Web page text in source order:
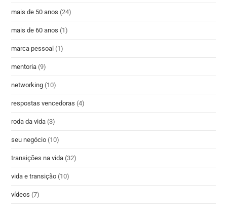
mais de 50 anos (24)
mais de 60 anos (1)
marca pessoal (1)
mentoria (9)
networking (10)
respostas vencedoras (4)
roda da vida (3)
seu negócio (10)
transições na vida (32)
vida e transição (10)
vídeos (7)